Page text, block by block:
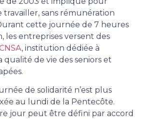
travailler, sans rémunération
cette journée de 7 heures
les entreprises versent des
, institution dédiée à
qualité de vie des seniors et
de solidarité n’est plus
au lundi de la Pentecôte.
jour peut être défini par accord